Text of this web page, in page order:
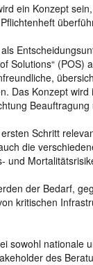
ein Konzept
Solutions“
Das Konzept
Schritt
die
und
der Bedarf,
kritischen
sowohl nationale
des